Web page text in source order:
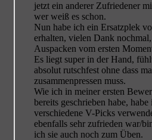
jetzt ein anderer Zufriedener
wer weiß es schon.
Nun habe ich ein Ersatzplek
erhalten, vielen Dank
Auspacken vom ersten
Es liegt super in der Hand,
absolut rutschfest ohne dass
zusammenpressen muss.
Wie ich in meiner ersten
bereits geschrieben habe, habe
verschiedene V-Picks
ebenfalls sehr zufrieden war/
ich sie auch noch zum Üben.